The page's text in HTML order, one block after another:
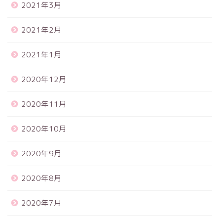
2021年3月
2021年2月
2021年1月
2020年12月
2020年11月
2020年10月
2020年9月
2020年8月
2020年7月